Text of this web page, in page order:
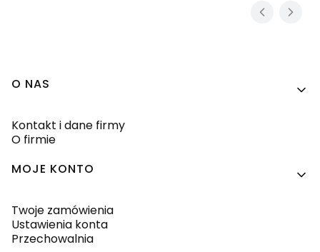
Linki w stopce
O NAS
Kontakt i dane firmy
O firmie
MOJE KONTO
Twoje zamówienia
Ustawienia konta
Przechowalnia